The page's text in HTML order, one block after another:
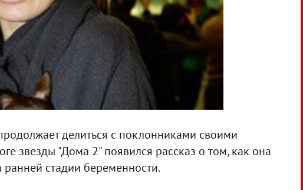
делиться с поклонниками своими
звезды "Дома 2" появился рассказ о том, как она
ранней стадии беременности.